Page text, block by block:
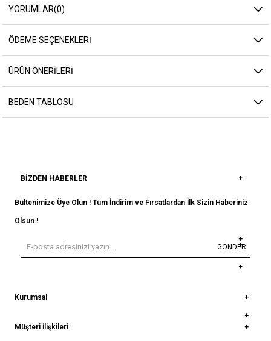
YORUMLAR(0)
ÖDEME SEÇENEKLERI
ÜRÜN ÖNERILERI
BEDEN TABLOSU
BIZDEN HABERLER
Bültenimize Üye Olun ! Tüm İndirim ve Fırsatlardan İlk Sizin Haberiniz
Olsun !
GÖNDER
Kurumsal
Müşteri İlişkileri